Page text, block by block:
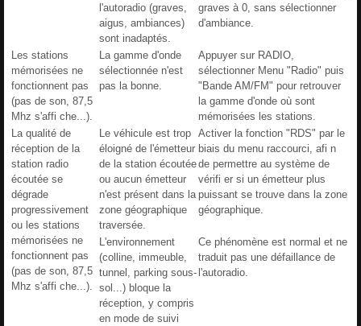
l'autoradio (graves,
aigus, ambiances)
sont inadaptés.
graves à 0, sans sélectionner
d'ambiance.
Les stations
mémorisées ne
fonctionnent pas
(pas de son, 87,5
Mhz s'affi che...).
La gamme d'onde
sélectionnée n'est
pas la bonne.
Appuyer sur RADIO,
sélectionner Menu "Radio" puis
"Bande AM/FM" pour retrouver
la gamme d'onde où sont
mémorisées les stations.
La qualité de
réception de la
station radio
écoutée se
dégrade
progressivement
ou les stations
mémorisées ne
fonctionnent pas
(pas de son, 87,5
Mhz s'affi che...).
Le véhicule est trop
éloigné de l'émetteur
de la station écoutée
ou aucun émetteur
n'est présent dans la
zone géographique
traversée.
Activer la fonction "RDS" par le
biais du menu raccourci, afi n
de permettre au système de
vérifi er si un émetteur plus
puissant se trouve dans la zone
géographique.
L'environnement
(colline, immeuble,
tunnel, parking sous-
sol...) bloque la
réception, y compris
en mode de suivi
Ce phénomène est normal et ne
traduit pas une défaillance de
l'autoradio.